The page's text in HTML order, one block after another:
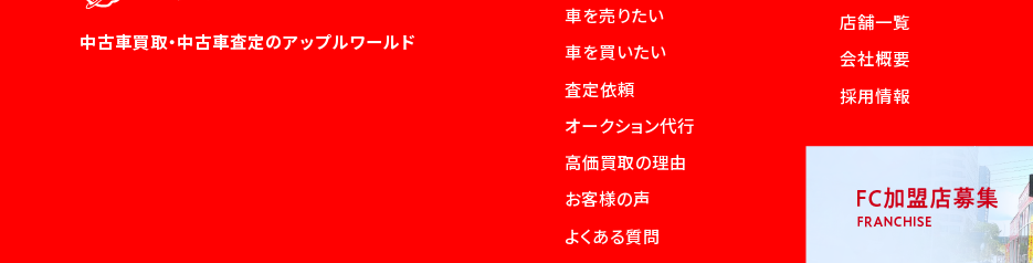
中古車買取・中古車査定のアップルワールド
車を売りたい
車を買いたい
査定依頼
オークション代行
高価買取の理由
お客様の声
よくある質問
店舗一覧
会社概要
採用情報